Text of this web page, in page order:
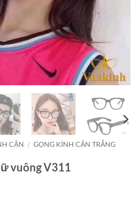
CẬN / GỌNG KÍNH CẬN TRẮNG
vuông V311